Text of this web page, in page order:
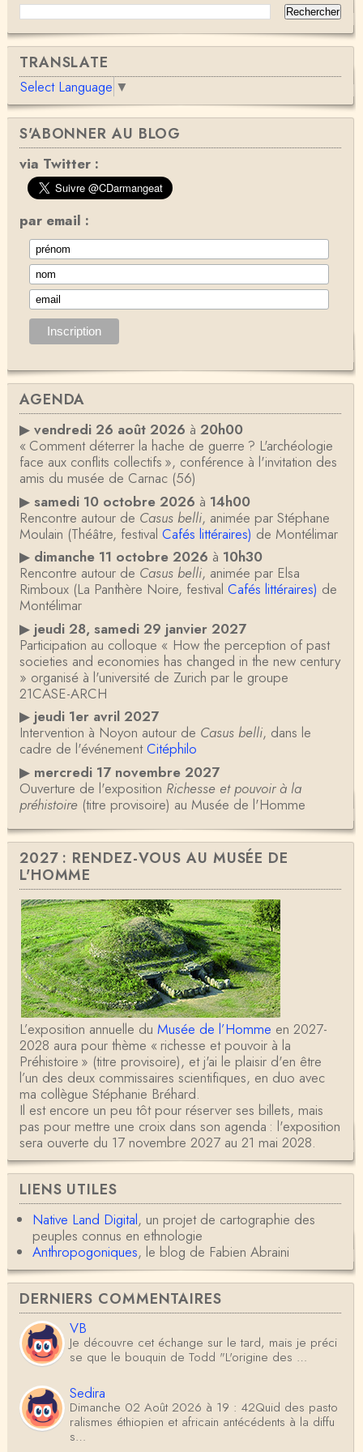
TRANSLATE
Select Language ▼
S'ABONNER AU BLOG
via Twitter :
par email :
AGENDA
▶ vendredi 26 août 2026 à 20h00
« Comment déterrer la hache de guerre ? L'archéologie
face aux conflits collectifs », conférence à l'invitation des
amis du musée de Carnac (56)
▶ samedi 10 octobre 2026 à 14h00
Rencontre autour de Casus belli, animée par Stéphane
Moulain (Théâtre, festival Cafés littéraires) de Montélimar
▶ dimanche 11 octobre 2026 à 10h30
Rencontre autour de Casus belli, animée par Elsa
Rimboux (La Panthère Noire, festival Cafés littéraires) de
Montélimar
▶ jeudi 28, samedi 29 janvier 2027
Participation au colloque « How the perception of past
societies and economies has changed in the new century
» organisé à l'université de Zurich par le groupe
21CASE-ARCH
▶ jeudi 1er avril 2027
Intervention à Noyon autour de Casus belli, dans le
cadre de l'événementCitéphilo
▶ mercredi 17 novembre 2027
Ouverture de l'exposition Richesse et pouvoir à la
préhistoire(titre provisoire) au Musée de l'Homme
2027 : RENDEZ-VOUS AU MUSÉE DE
L'HOMME
L’exposition annuelle du Musée de l’Homme en 2027-
2028 aura pour thème « richesse et pouvoir à la
Préhistoire » (titre provisoire), et j'ai le plaisir d'en être
l’un des deux commissaires scientifiques, en duo avec
ma collègue Stéphanie Bréhard.
Il est encore un peu tôt pour réserver ses billets, mais
pas pour mettre une croix dans son agenda : l'exposition
sera ouverte du 17 novembre 2027 au 21 mai 2028.
LIENS UTILES
Native Land Digital, un projet de cartographie des
peuples connus en ethnologie
Anthropogoniques, le blog de Fabien Abraini
DERNIERS COMMENTAIRES
VB
Je découvre cet échange sur le tard, mais je préci
se que le bouquin de Todd "L'origine des …
Sedira
Dimanche 02 Août 2026 à 19 : 42Quid des pasto
ralismes éthiopien et africain antécédents à la diffu
s…